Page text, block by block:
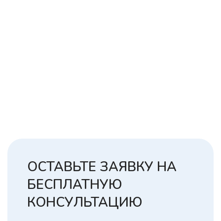
ОСТАВЬТЕ ЗАЯВКУ НА
БЕСПЛАТНУЮ
КОНСУЛЬТАЦИЮ